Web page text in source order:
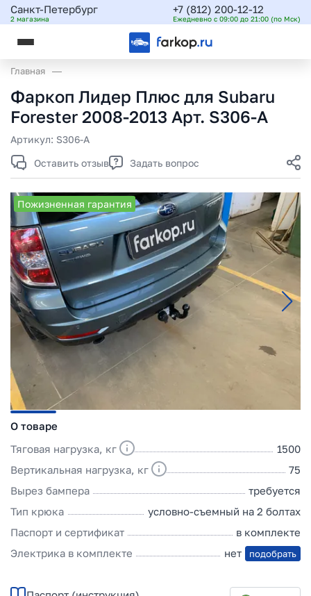
Санкт-Петербург
2 магазина
+7 (812) 200-12-12
Ежедневно с 09:00 до 21:00 (по Мск)
Главная
Фаркоп Лидер Плюс для Subaru
Forester 2008-2013 Арт. S306-A
Артикул: S306-A
Оставить отзыв
Задать вопрос
Пожизненная гарантия
О товаре
Тяговая нагрузка, кг
1500
Вертикальная нагрузка, кг
75
Вырез бампера
требуется
Тип крюка
условно-съемный на 2 болтах
Паспорт и сертификат
в комплекте
Электрика в комплекте
нет подобрать